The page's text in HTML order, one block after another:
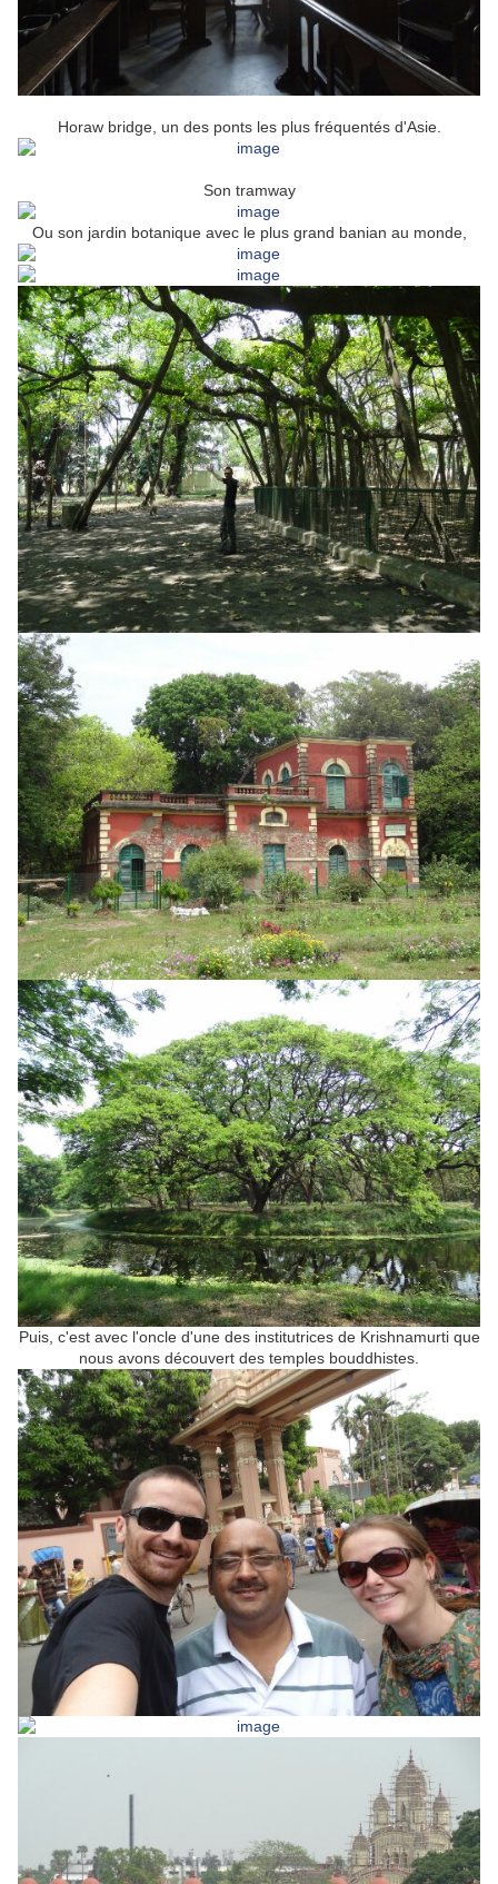
Horaw bridge, un des ponts les plus fréquentés d'Asie.
Son tramway
Ou son jardin botanique avec le plus grand banian au monde,
Puis, c'est avec l'oncle d'une des institutrices de Krishnamurti que
nous avons découvert des temples bouddhistes.